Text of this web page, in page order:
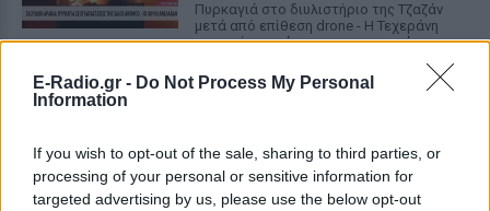
E-Radio.gr - Do Not Process My Personal
Information
If you wish to opt-out of the sale, sharing to third parties, or
processing of your personal or sensitive information for
targeted advertising by us, please use the below opt-out
Πυρκαγιά στο διυλιστήριο της Τζαζάν
μετά από επίθεση drone - Η Τεχεράνη
απαιτεί αποχώρηση αμερικανικών
αποζημιώσεις πριν ανοίξει η κρίσιμη
θαλάσσια δίοδος
Σαρακήνικο για να κάνουν
μπάνιο οι επιβάτες του
ΣΉΜΕΡΑ